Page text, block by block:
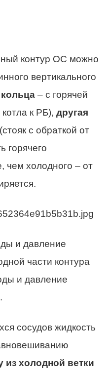
контур ОС можно
вертикального
– с горячей
к РБ), другая
с обраткой от
горячего
чем холодного – от
и давление
части контура
и давление
сосудов жидкость
из холодной ветки